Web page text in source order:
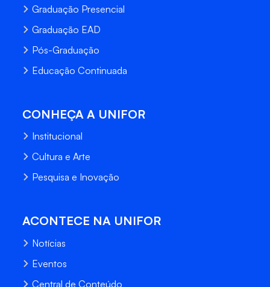
Graduação Presencial
Graduação EAD
Pós-Graduação
Educação Continuada
CONHEÇA A UNIFOR
Institucional
Cultura e Arte
Pesquisa e Inovação
ACONTECE NA UNIFOR
Notícias
Eventos
Central de Conteúdo